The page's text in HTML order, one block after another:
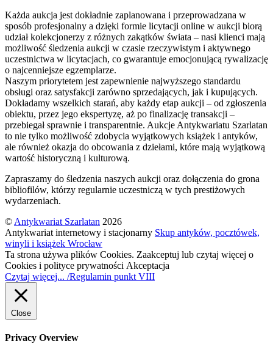
Każda aukcja jest dokładnie zaplanowana i przeprowadzana w
sposób profesjonalny a dzięki formie licytacji online w aukcji biorą
udział kolekcjonerzy z różnych zakątków świata – nasi klienci mają
możliwość śledzenia aukcji w czasie rzeczywistym i aktywnego
uczestnictwa w licytacjach, co gwarantuje emocjonującą rywalizację
o najcenniejsze egzemplarze.
Naszym priorytetem jest zapewnienie najwyższego standardu
obsługi oraz satysfakcji zarówno sprzedających, jak i kupujących.
Dokładamy wszelkich starań, aby każdy etap aukcji – od zgłoszenia
obiektu, przez jego ekspertyzę, aż po finalizację transakcji –
przebiegał sprawnie i transparentnie. Aukcje Antykwariatu Szarlatan
to nie tylko możliwość zdobycia wyjątkowych książek i antyków,
ale również okazja do obcowania z dziełami, które mają wyjątkową
wartość historyczną i kulturową.
Zapraszamy do śledzenia naszych aukcji oraz dołączenia do grona
bibliofilów, którzy regularnie uczestniczą w tych prestiżowych
wydarzeniach.
© Antykwariat Szarlatan 2026
Antykwariat internetowy i stacjonarny Skup antyków, pocztówek,
winyli i książek Wrocław
Ta strona używa plików Cookies. Zaakceptuj lub czytaj więcej o
Cookies i polityce prywatności Akceptacja
Czytaj więcej... /Regulamin punkt VIII
Close
Privacy Overview